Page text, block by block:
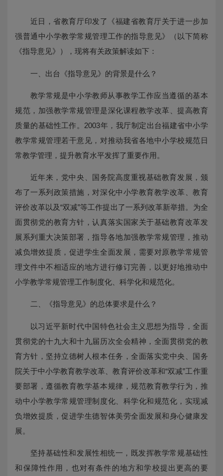
近日，省教育厅印发了《福建省教育厅关于进一步加
强普通中小学教学常规管理工作的指导意见》（以下简称
《指导意见》），现将有关政策解读如下：
一、出台《指导意见》的背景是什么？
教学常规是中小学教师从事教学工作应当遵循的基本
规范，加强教学常规管理是深化课程教学改革、提高教育
质量的基础性工作。2003年，我厅制定出台福建省中小学
教学常规管理若干意见，对推动我省各地中小学校规范日
常教学管理，提升教育水平发挥了重要作用。
近年来，党中央、国务院高度重视基础教育发展，颁
布了一系列政策措施，对深化中小学教育教学改革、教育
评价改革以及“双减”等工作提出了一系列改革新举措。为全
面贯彻党的教育方针，认真落实国家关于基础教育改革发
展系列重大决策部署，指导各地加强教学常规管理，推动
减负增效提质，促进学生全面发展，需要对原教学常规管
理文件中不相适应的地方进行修订完善，以更好地推动中
小学教学常规管理工作制度化、科学化和规范化。
二、《指导意见》的总体要求是什么？
以习近平新时代中国特色社会主义思想为指导，全面
贯彻党的十九大和十九届历次全会精神，全面贯彻党的教
育方针，坚持立德树人根本任务，全面落实党中央、国务
院关于中小学教育教学改革、教育评价改革和“双减”工作重
要部署，遵循教育教学基本规律，规范教育教学行为，推
动中小学教学常规管理制度化、科学化和规范化，实现减
负增效提质，促进学生德智体美劳全面发展和身心健康发
展。
坚持基础性和发展性相统一，既发挥教学常规基础性
和保障性作用，也对有条件的地方和学校提出更高的要